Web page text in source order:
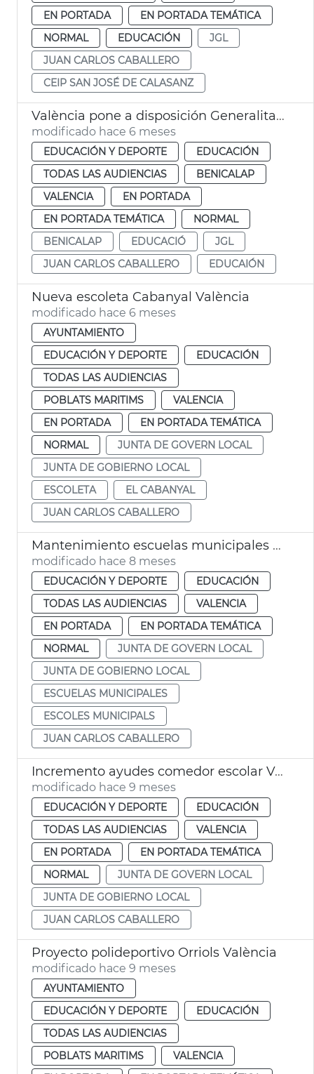
EN PORTADA
EN PORTADA TEMÁTICA
NORMAL
EDUCACIÓN
JGL
JUAN CARLOS CABALLERO
CEIP SAN JOSÉ DE CALASANZ
València pone a disposición Generalitat solar para centro educación especial
modificado hace 6 meses
EDUCACIÓN Y DEPORTE
EDUCACIÓN
TODAS LAS AUDIENCIAS
BENICALAP
VALENCIA
EN PORTADA
EN PORTADA TEMÁTICA
NORMAL
BENICALAP
EDUCACIÓ
JGL
JUAN CARLOS CABALLERO
EDUCAIÓN
Nueva escoleta Cabanyal València
modificado hace 6 meses
AYUNTAMIENTO
EDUCACIÓN Y DEPORTE
EDUCACIÓN
TODAS LAS AUDIENCIAS
POBLATS MARITIMS
VALENCIA
EN PORTADA
EN PORTADA TEMÁTICA
NORMAL
JUNTA DE GOVERN LOCAL
JUNTA DE GOBIERNO LOCAL
ESCOLETA
EL CABANYAL
JUAN CARLOS CABALLERO
Mantenimiento escuelas municipales València
modificado hace 8 meses
EDUCACIÓN Y DEPORTE
EDUCACIÓN
TODAS LAS AUDIENCIAS
VALENCIA
EN PORTADA
EN PORTADA TEMÁTICA
NORMAL
JUNTA DE GOVERN LOCAL
JUNTA DE GOBIERNO LOCAL
ESCUELAS MUNICIPALES
ESCOLES MUNICIPALS
JUAN CARLOS CABALLERO
Incremento ayudes comedor escolar València
modificado hace 9 meses
EDUCACIÓN Y DEPORTE
EDUCACIÓN
TODAS LAS AUDIENCIAS
VALENCIA
EN PORTADA
EN PORTADA TEMÁTICA
NORMAL
JUNTA DE GOVERN LOCAL
JUNTA DE GOBIERNO LOCAL
JUAN CARLOS CABALLERO
Proyecto polideportivo Orriols València
modificado hace 9 meses
AYUNTAMIENTO
EDUCACIÓN Y DEPORTE
EDUCACIÓN
TODAS LAS AUDIENCIAS
POBLATS MARITIMS
VALENCIA